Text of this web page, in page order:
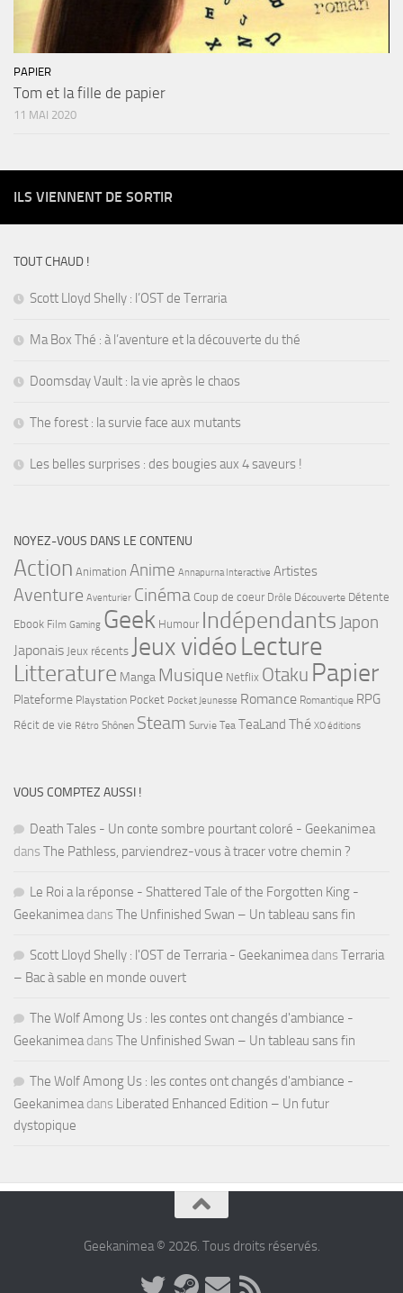
PAPIER
Tom et la fille de papier
11 MAI 2020
ILS VIENNENT DE SORTIR
TOUT CHAUD !
Scott Lloyd Shelly : l’OST de Terraria
Ma Box Thé : à l’aventure et la découverte du thé
Doomsday Vault : la vie après le chaos
The forest : la survie face aux mutants
Les belles surprises : des bougies aux 4 saveurs !
NOYEZ-VOUS DANS LE CONTENU
Action Animation Anime Annapurna Interactive Artistes
Aventure Aventurier Cinéma Coup de coeur Drôle Découverte Détente
Ebook Film Gaming Geek Humour Indépendants Japon
Japonais Jeux récents Jeux vidéoLecture
Litterature Manga Musique Netflix Otaku Papier
Plateforme Playstation Pocket Pocket Jeunesse Romance Romantique RPG
Récit de vie Rétro Shônen Steam Survie Tea TeaLand Thé XO éditions
VOUS COMPTEZ AUSSI !
Death Tales - Un conte sombre pourtant coloré - Geekanimea
dans The Pathless, parviendrez-vous à tracer votre chemin ?
Le Roi a la réponse - Shattered Tale of the Forgotten King -
Geekanimea dans The Unfinished Swan – Un tableau sans fin
Scott Lloyd Shelly : l'OST de Terraria - Geekanimea dans Terraria
– Bac à sable en monde ouvert
The Wolf Among Us : les contes ont changés d'ambiance -
Geekanimea dans The Unfinished Swan – Un tableau sans fin
The Wolf Among Us : les contes ont changés d'ambiance -
Geekanimea dans Liberated Enhanced Edition – Un futur
dystopique
Geekanimea © 2026. Tous droits réservés.